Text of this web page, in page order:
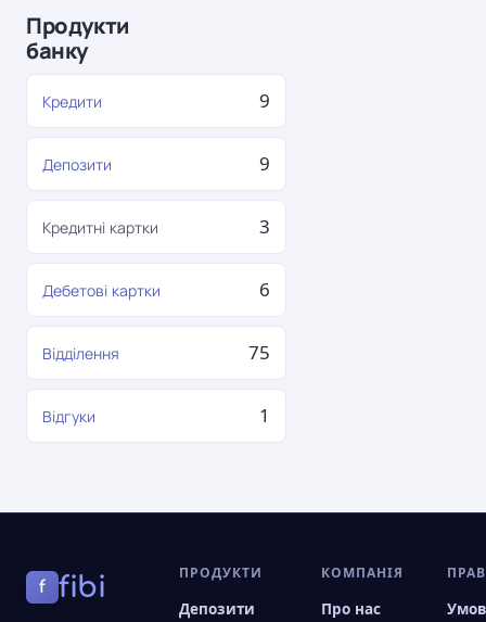
Продукти
банку
Кредити 9
Депозити 9
Кредитні картки 3
Дебетові картки 6
Відділення 75
Відгуки 1
f fibi ПРОДУКТИ
Депозити
КОМПАНІЯ
Про нас